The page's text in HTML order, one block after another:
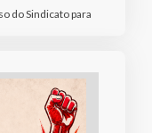
do Sindicato para